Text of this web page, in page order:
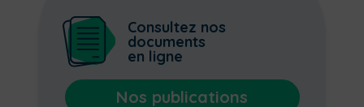
Consultez nos
documents
en ligne
Nos publications